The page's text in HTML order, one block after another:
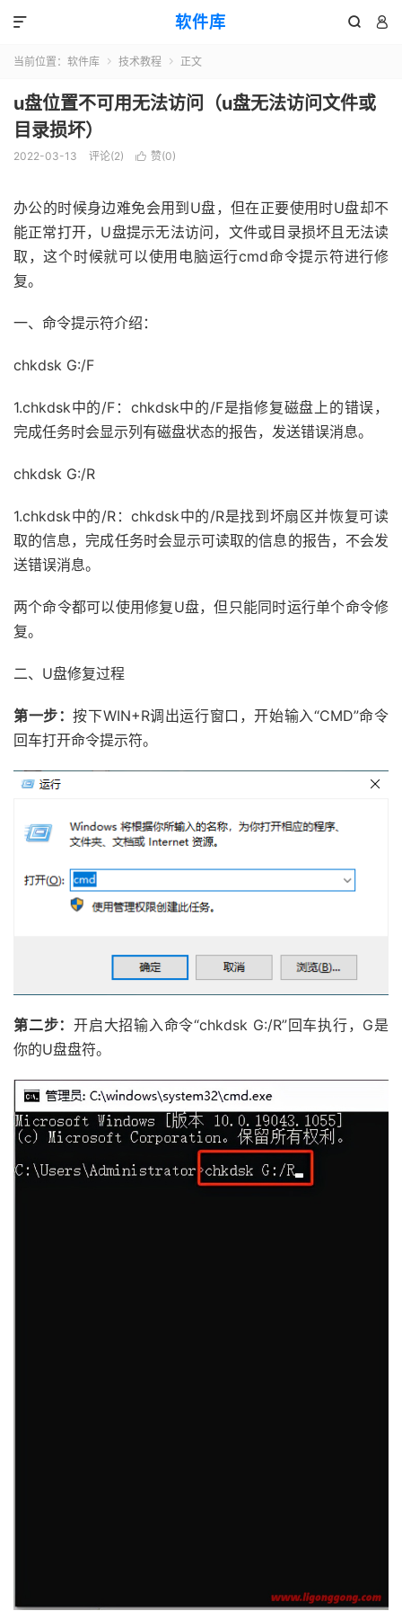
软件库  

当前位置： 软件库  技术教程  正文
u盘位置不可用无法访问（u盘无法访问文件或
目录损坏）
2022-03-13 评论(2)  赞(0)
办公的时候身边难免会用到U盘，但在正要使用时U盘却不
能正常打开，U盘提示无法访问，文件或目录损坏且无法读
取，这个时候就可以使用电脑运行cmd命令提示符进行修
复。
一、命令提示符介绍：
chkdsk G:/F
1.chkdsk中的/F：chkdsk中的/F是指修复磁盘上的错误，
完成任务时会显示列有磁盘状态的报告，发送错误消息。
chkdsk G:/R
1.chkdsk中的/R：chkdsk中的/R是找到坏扇区并恢复可读
取的信息，完成任务时会显示可读取的信息的报告，不会发
送错误消息。
两个命令都可以使用修复U盘，但只能同时运行单个命令修
复。
二、U盘修复过程
第一步：按下WIN+R调出运行窗口，开始输入“CMD”命令
回车打开命令提示符。
第二步： 开启大招输入命令“chkdsk G:/R”回车执行，G是
你的U盘盘符。